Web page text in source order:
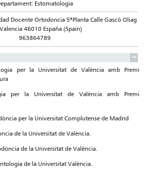
Estomatologia
Docente Ortodoncia 5ªPlanta Calle Gascó Oliag
46010 España (Spain)
963864789
per la Universitat de València amb Premi
per la Universitat de València amb Premi
per la Universitat Complutense de Madrid
de la Universitat de València.
de la Universitat de València.
de la Universitat València.